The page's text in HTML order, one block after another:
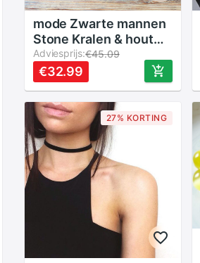
mode Zwarte mannen
Stone Kralen & hout
kralen Magnetische
Sluitingen Ketting
Mode-sieraden
Adviesprijs:€45.09
€32.99
27% KORTING